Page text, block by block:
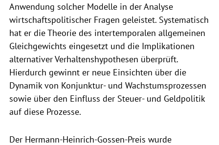
Anwendung solcher Modelle in der Analyse
wirtschaftspolitischer Fragen geleistet. Systematisch
hat er die Theorie des intertemporalen allgemeinen
Gleichgewichts eingesetzt und die Implikationen
alternativer Verhaltenshypothesen überprüft.
Hierdurch gewinnt er neue Einsichten über die
Dynamik von Konjunktur- und Wachstumsprozessen
sowie über den Einfluss der Steuer- und Geldpolitik
auf diese Prozesse.
Der Hermann-Heinrich-Gossen-Preis wurde